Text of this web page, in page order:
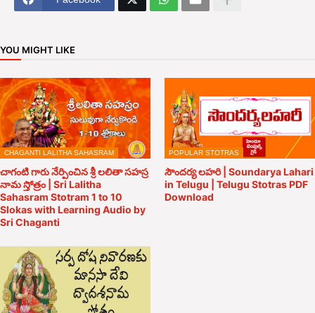
YOU MIGHT LIKE
CHAGANTI LALITHA SAHASRAM
చాగంటి గారు నేర్పించిన శ్రీ లలితా సహస్ర
నామ స్తోత్రం | Sri Lalitha
Sahasram Stotram 1 to 10
Slokas with Learning Audio by
Sri Chaganti
POPULAR STOTRAS
సౌందర్య లహరి | Soundarya Lahari
in Telugu | Telugu Stotras PDF
Download